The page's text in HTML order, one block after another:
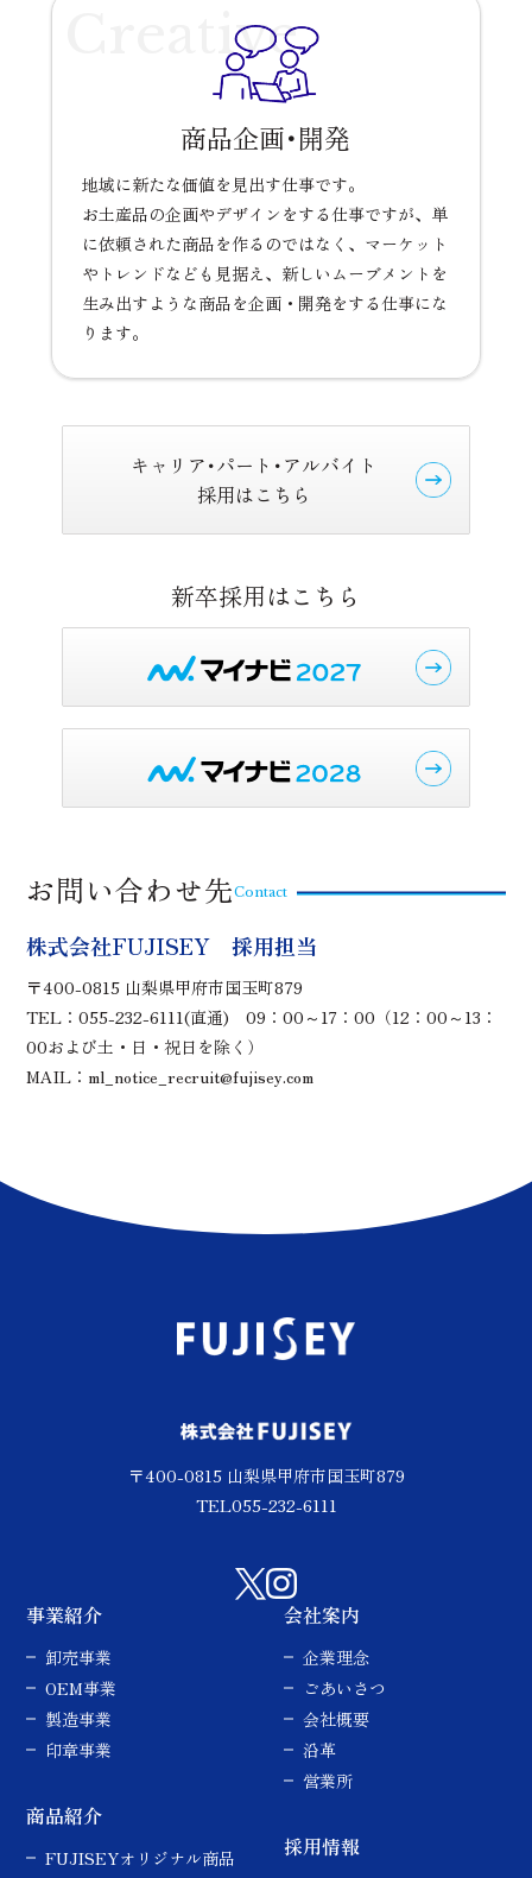
Creative
商品企画･開発
地域に新たな価値を見出す仕事です。
お土産品の企画やデザインをする仕事ですが、単
に依頼された商品を作るのではなく、マーケット
やトレンドなども見据え、新しいムーブメントを
生み出すような商品を企画・開発をする仕事にな
ります。
キャリア･パート･アルバイト
採用はこちら
新卒採用はこちら
お問い合わせ先Contact
株式会社FUJISEY 採用担当
〒400-0815 山梨県甲府市国玉町879
TEL：055-232-6111(直通) 09：00～17：00（12：00～13：
00および土・日・祝日を除く）
MAIL：ml_notice_recruit@fujisey.com
〒400-0815 山梨県甲府市国玉町879
TEL055-232-6111
事業紹介
卸売事業
OEM事業
製造事業
印章事業
商品紹介
FUJISEYオリジナル商品
会社案内
企業理念
ごあいさつ
会社概要
沿革
営業所
採用情報